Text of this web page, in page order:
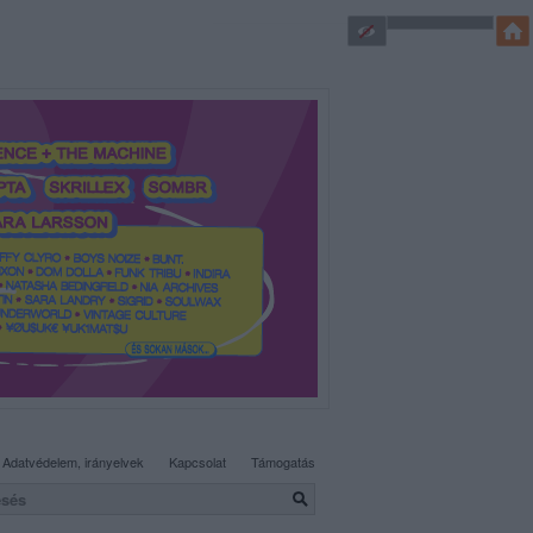
Adatvédelem, irányelvek Kapcsolat Támogatás
SÜTI BEÁLLÍTÁSOK MÓDOSÍTÁSA